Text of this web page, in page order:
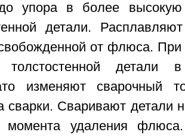
упора в более высокую
детали.
от флюса.
толстостенной детали
изменяют сварочный
сварки. Сваривают детали
момента удаления